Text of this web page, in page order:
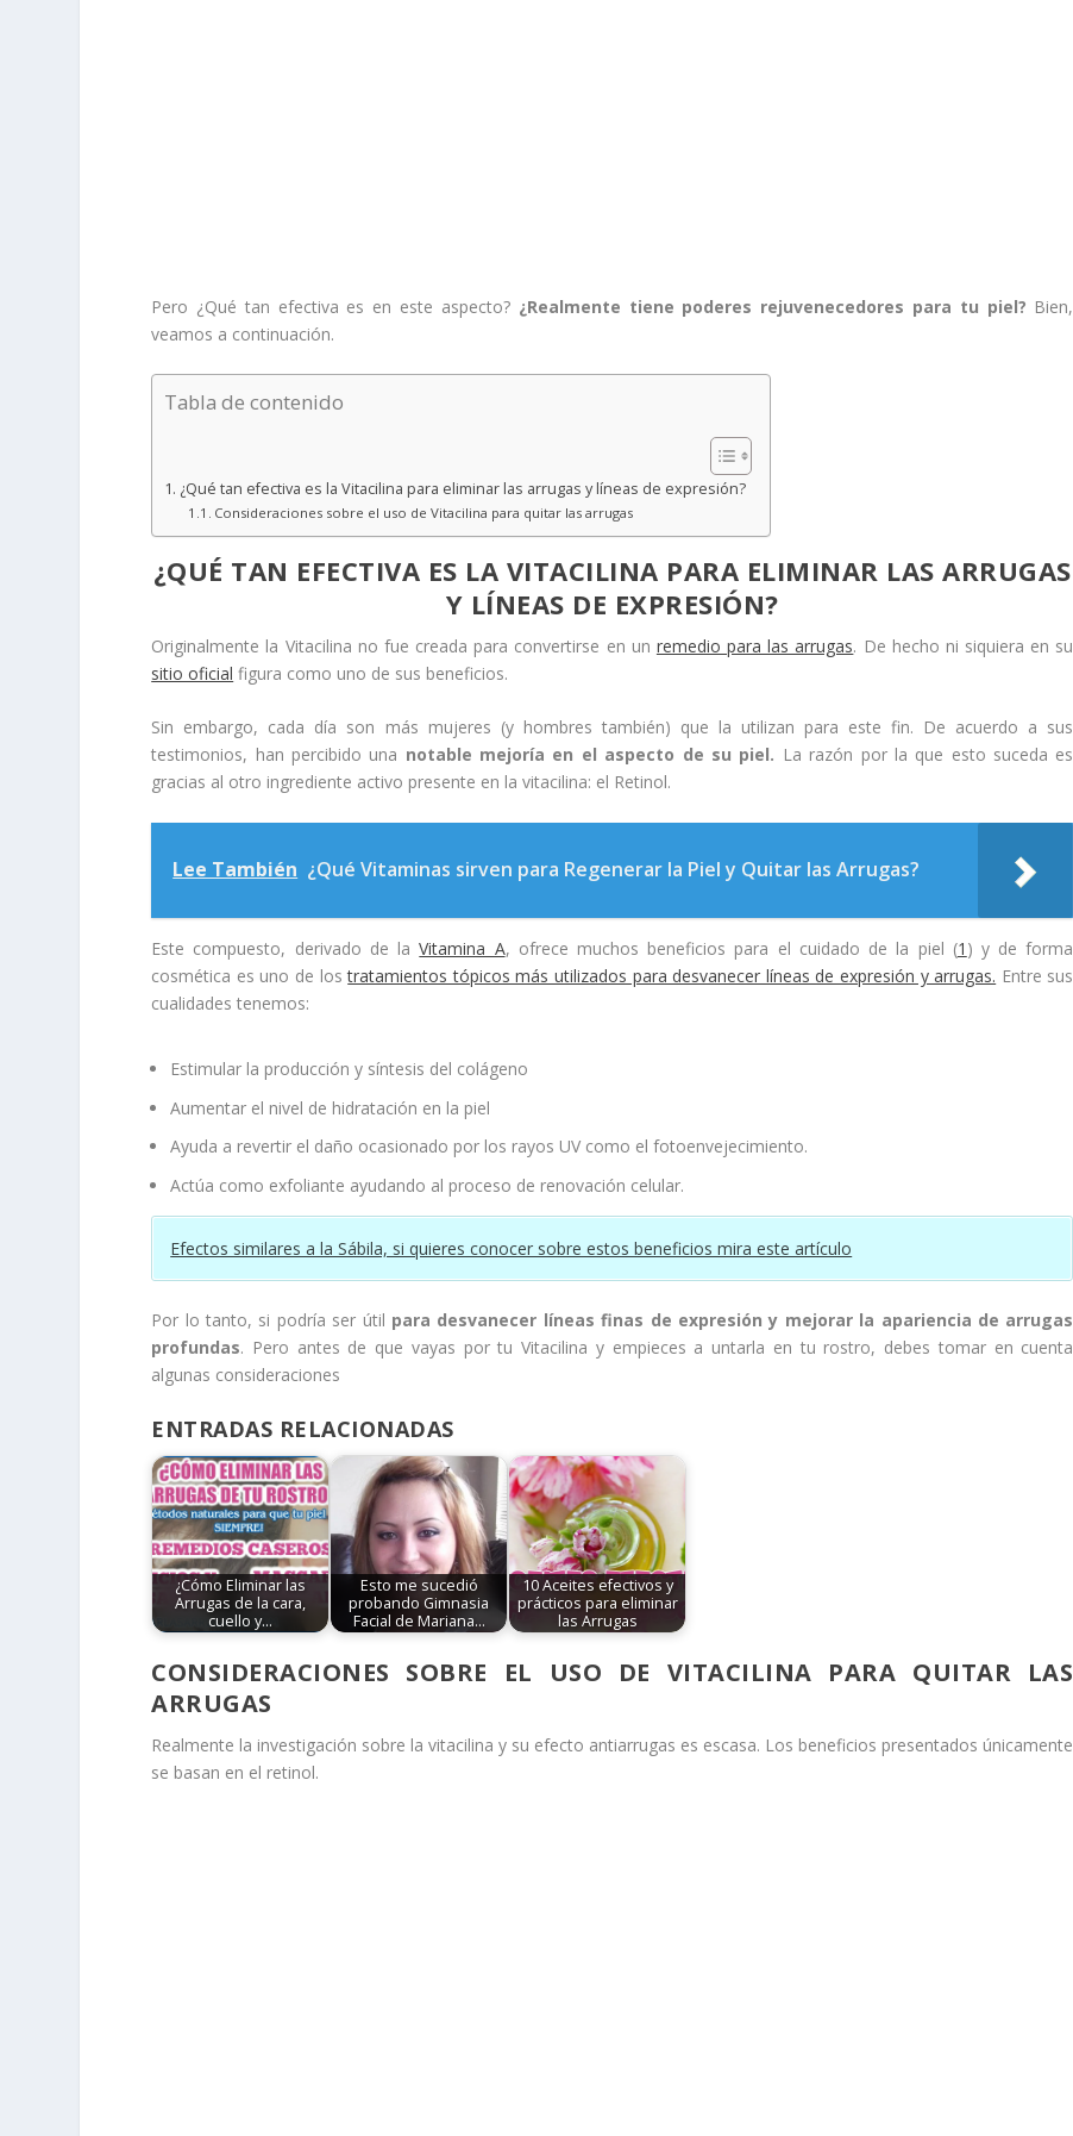
Pero ¿Qué tan efectiva es en este aspecto? ¿Realmente tiene poderes rejuvenecedores para tu piel? Bien,
veamos a continuación.
Tabla de contenido
¿Qué tan efectiva es la Vitacilina para eliminar las arrugas y líneas de expresión?
Consideraciones sobre el uso de Vitacilina para quitar las arrugas
¿QUÉ TAN EFECTIVA ES LA VITACILINA PARA ELIMINAR LAS ARRUGAS
Y LÍNEAS DE EXPRESIÓN?
Originalmente la Vitacilina no fue creada para convertirse en un remedio para las arrugas. De hecho ni siquiera en su
sitio oficial figura como uno de sus beneficios.
Sin embargo, cada día son más mujeres (y hombres también) que la utilizan para este fin. De acuerdo a sus
testimonios, han percibido una notable mejoría en el aspecto de su piel. La razón por la que esto suceda es
gracias al otro ingrediente activo presente en la vitacilina: el Retinol.
Lee También ¿Qué Vitaminas sirven para Regenerar la Piel y Quitar las Arrugas?
Este compuesto, derivado de laVitamina A, ofrece muchos beneficios para el cuidado de la piel (1 ) y de forma
cosmética es uno de lostratamientos tópicos más utilizados para desvanecer líneas de expresión y arrugas. Entre sus
cualidades tenemos:
Estimular la producción y síntesis del colágeno
Aumentar el nivel de hidratación en la piel
Ayuda a revertir el daño ocasionado por los rayos UV como el fotoenvejecimiento.
Actúa como exfoliante ayudando al proceso de renovación celular.
Efectos similares a la Sábila, si quieres conocer sobre estos beneficios mira este artículo
Por lo tanto, si podría ser útil para desvanecer líneas finas de expresión y mejorar la apariencia de arrugas
profundas. Pero antes de que vayas por tu Vitacilina y empieces a untarla en tu rostro, debes tomar en cuenta
algunas consideraciones
ENTRADAS RELACIONADAS
¿Cómo Eliminar las
Arrugas de la cara,
cuello y…
Esto me sucedió
probando Gimnasia
Facial de Mariana…
10 Aceites efectivos y
prácticos para eliminar
las Arrugas
CONSIDERACIONES SOBRE EL USO DE VITACILINA PARA QUITAR LAS
ARRUGAS
Realmente la investigación sobre la vitacilina y su efecto antiarrugas es escasa. Los beneficios presentados únicamente
se basan en el retinol.